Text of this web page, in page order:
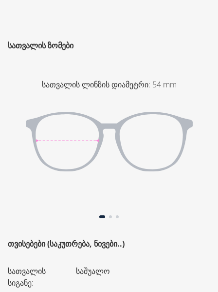
ᲡᲐᲗᲕᲐᲚᲘᲡ ᲖᲝᲛᲔᲑᲘ
სათვალის ლინზის დიამეტრი: 54 mm
ᲗᲕᲘᲡᲔᲑᲔᲑᲘ (ᲡᲐᲙᲣᲗᲠᲔᲑᲐ, ᲜᲘᲕᲔᲑᲘ..)
სათვალის
სიგანე:
საშუალო